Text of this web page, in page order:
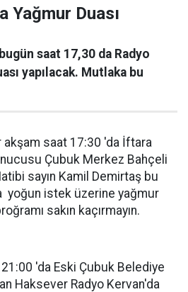
Yağmur Duası
saat 17,30 da Radyo
yapılacak. Mutlaka bu
akşam saat 17:30 'da İftara
Çubuk Merkez Bahçeli
sayın Kamil Demirtaş bu
yoğun istek üzerine yağmur
sakın kaçırmayın.
'da Eski Çubuk Belediye
Haksever Radyo Kervan'da